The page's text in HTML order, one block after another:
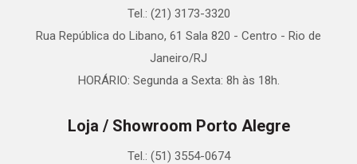
Tel.: (21) 3173-3320
Rua República do Libano, 61 Sala 820 - Centro - Rio de
Janeiro/RJ
HORÁRIO: Segunda a Sexta: 8h às 18h.
Loja / Showroom Porto Alegre
Tel.: (51) 3554-0674